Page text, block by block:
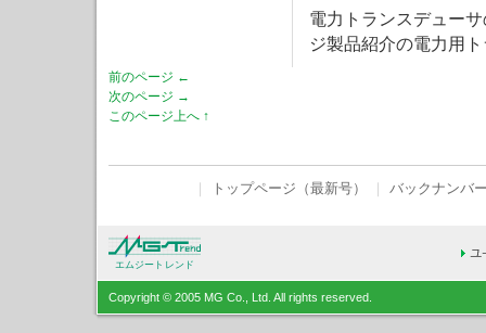
電力トランスデュー
ジ製品紹介の電力用
前のページ ←
次のページ →
このページ上へ ↑
トップページ（最新号） バックナンバ
エムジートレンド
Copyright © 2005 MG Co., Ltd. All rights reserved.